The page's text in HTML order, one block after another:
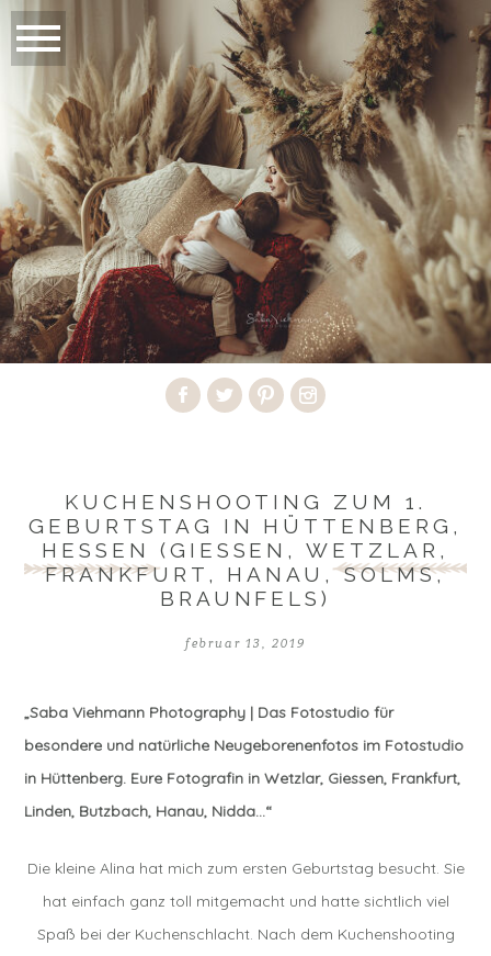
KUCHENSHOOTING ZUM 1.
GEBURTSTAG IN HÜTTENBERG,
HESSEN (GIESSEN, WETZLAR,
FRANKFURT, HANAU, SOLMS,
BRAUNFELS)
februar 13, 2019
„Saba Viehmann Photography | Das Fotostudio für
besondere und natürliche Neugeborenenfotos im Fotostudio
in Hüttenberg. Eure Fotografin in Wetzlar, Giessen, Frankfurt,
Linden, Butzbach, Hanau, Nidda…“
Die kleine Alina hat mich zum ersten Geburtstag besucht. Sie
hat einfach ganz toll mitgemacht und hatte sichtlich viel
Spaß bei der Kuchenschlacht. Nach dem Kuchenshooting